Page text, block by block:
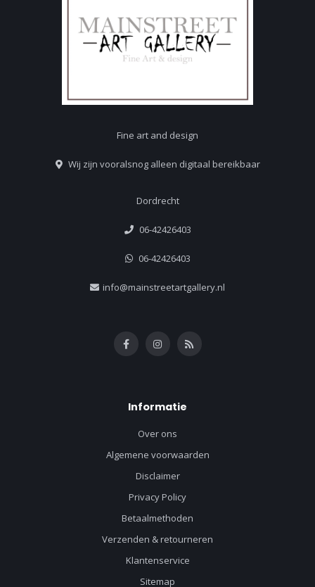
Fine art and design
Wij zijn vooralsnog alleen digitaal bereikbaar
Dordrecht
06-42426403
06-42426403
info@mainstreetartgallery.nl
Informatie
Over ons
Algemene voorwaarden
Disclaimer
Privacy Policy
Betaalmethoden
Verzenden & retourneren
Klantenservice
Sitemap